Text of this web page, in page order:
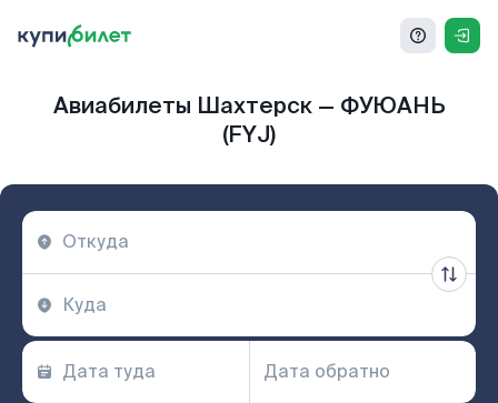
Авиабилеты Шахтерск — ФУЮАНЬ
(FYJ)